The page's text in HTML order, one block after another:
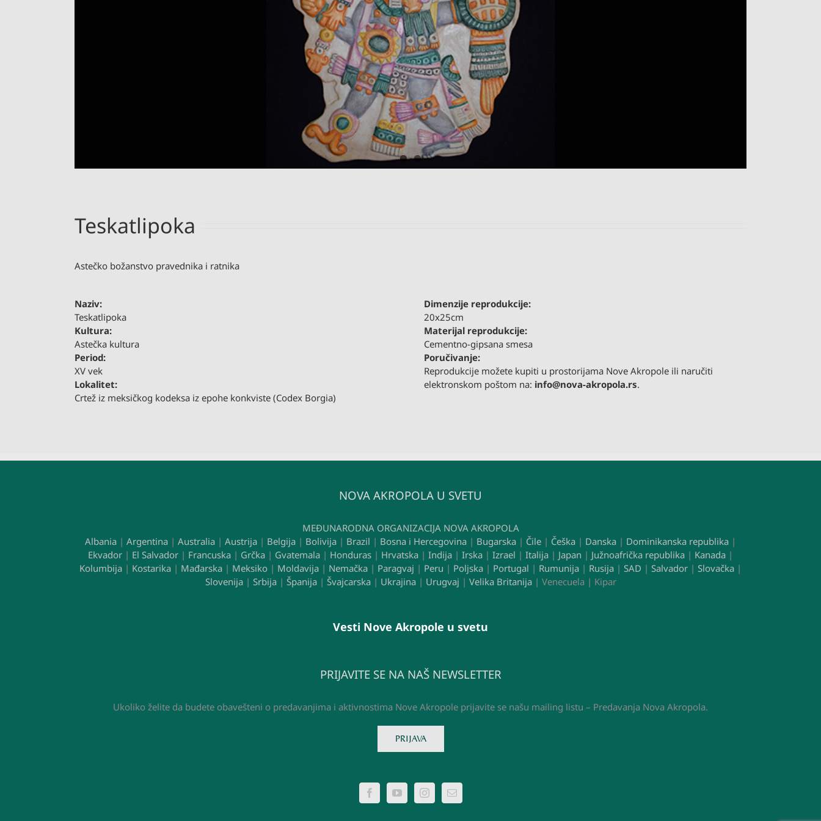
Teskatlipoka
Astečko božanstvo pravednika i ratnika
Naziv:
Teskatlipoka
Kultura:
Astečka kultura
Period:
XV vek
Lokalitet:
Crtež iz meksičkog kodeksa iz epohe konkviste (Codex Borgia)
Dimenzije reprodukcije:
20x25cm
Materijal reprodukcije:
Cementno-gipsana smesa
Poručivanje:
Reprodukcije možete kupiti u prostorijama Nove Akropole ili naručiti
elektronskom poštom na: info@nova-akropola.rs.
NOVA AKROPOLA U SVETU
MEĐUNARODNA ORGANIZACIJA NOVA AKROPOLA
Albania | Argentina | Australia | Austrija | Belgija | Bolivija | Brazil | Bosna i Hercegovina | Bugarska | Čile | Češka | Danska | Dominikanska republika |
Ekvador | El Salvador | Francuska | Grčka | Gvatemala | Honduras | Hrvatska | Indija | Irska | Izrael | Italija | Japan | Južnoafrička republika | Kanada |
Kolumbija | Kostarika | Mađarska | Meksiko | Moldavija | Nemačka | Paragvaj | Peru | Poljska | Portugal | Rumunija | Rusija | SAD | Salvador | Slovačka |
Slovenija| Srbija| Španija| Švajcarska| Ukrajina| Urugvaj | Velika Britanija| Venecuela | Kipar
Vesti Nove Akropole u svetu
PRIJAVITE SE NA NAŠ NEWSLETTER
Ukoliko želite da budete obavešteni o predavanjima i aktivnostima Nove Akropole prijavite se našu mailing listu – Predavanja Nova Akropola.
PRIJAVA